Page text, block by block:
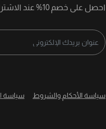
احصل على خصم 10% عند الاشتراك في نشرتنا الإخبارية
سياسة الأحكام والشروط سياسة